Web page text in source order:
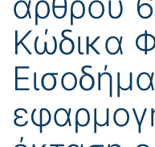
Κώδικα